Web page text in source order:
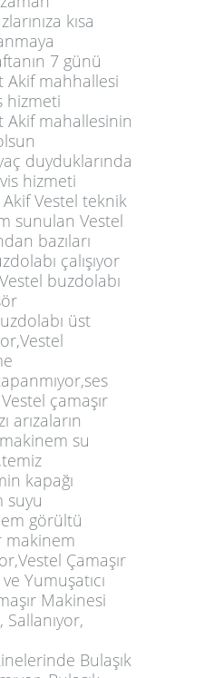
kısa
7 günü
mahhallesi
hizmeti
Akif mahallesinin
duyduklarında
hizmeti
Vestel teknik
sunulan Vestel
bazıları
çalışıyor
buzdolabı
üst
çamaşır
arızaların
su
kapağı
suyu
görültü
makinem
Çamaşır
Yumuşatıcı
Makinesi
Bulaşık